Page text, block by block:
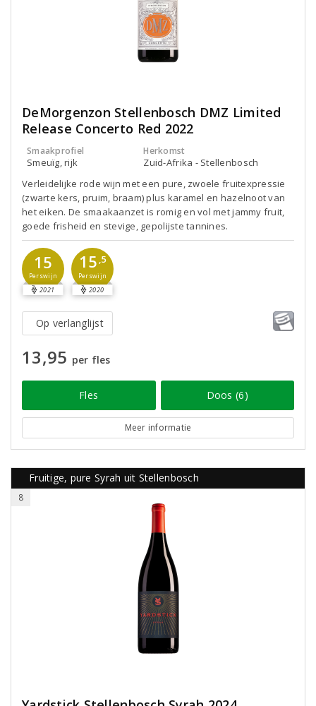
DeMorgenzon Stellenbosch DMZ Limited
Release Concerto Red 2022
Smaakprofiel
Smeuïg, rijk
Herkomst
Zuid-Afrika - Stellenbosch
Verleidelijke rode wijn met een pure, zwoele fruitexpressie
(zwarte kers, pruim, braam) plus karamel en hazelnoot van
het eiken. De smaakaanzet is romig en vol met jammy fruit,
goede frisheid en stevige, gepolijste tannines.
15
Perswijn
2021
15 ,5
Perswijn
2020
Op verlanglijst
13,95 per fles
Fles Doos (6)
Meer informatie
Fruitige, pure Syrah uit Stellenbosch
8